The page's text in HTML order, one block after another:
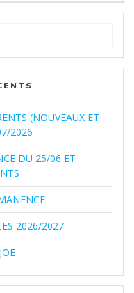
(NOUVEAUX ET
2026
DU 25/06 ET
2026/2027